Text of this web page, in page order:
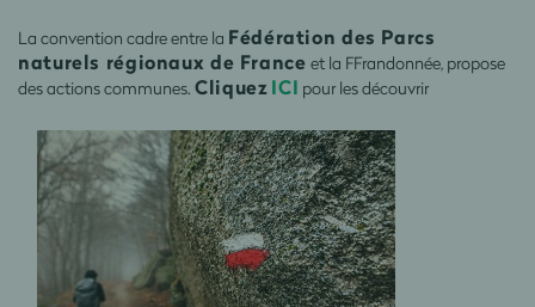
La convention cadre entre la Fédération des Parcs
naturels régionaux de France et la FFrandonnée, propose
des actions communes. CliquezICI pour les découvrir